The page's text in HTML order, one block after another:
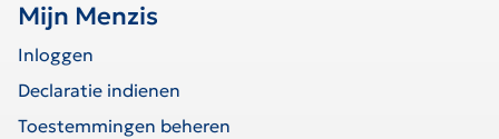
Mijn Menzis
Inloggen
Declaratie indienen
Toestemmingen beheren